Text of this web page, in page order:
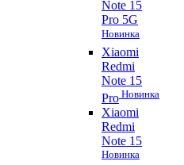
Note 15
Pro 5G
Новинка
Xiaomi
Redmi
Note 15
Pro Новинка
Xiaomi
Redmi
Note 15
Новинка